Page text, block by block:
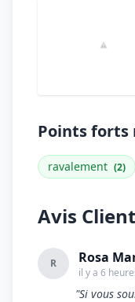
Points forts
ravalement (2)
Avis
R Rosa
il y a 6
"Si vous